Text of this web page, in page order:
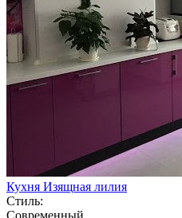
Кухня Изящная лилия
Стиль:
Современный